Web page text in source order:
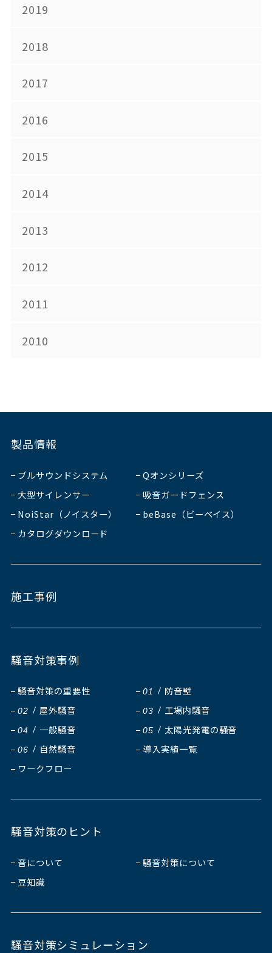
2019
2018
2017
2016
2015
2014
2013
2012
2011
2010
製品情報
ブルサウンドシステム
Qオンシリーズ
大型サイレンサー
吸音ガードフェンス
NoiStar（ノイスター）
beBase（ビーベイス）
カタログダウンロード
施工事例
騒音対策事例
騒音対策の重要性 01 防音壁
02 屋外騒音 03 工場内騒音
04 一般騒音 05 太陽光発電の騒音
06 自然騒音
導入実績一覧
ワークフロー
騒音対策のヒント
音について
騒音対策について
豆知識
騒音対策シミュレーション